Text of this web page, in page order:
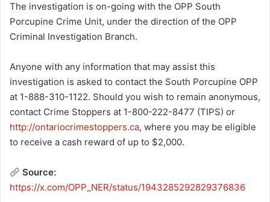
The investigation is on-going with the OPP South
Porcupine Crime Unit, under the direction of the OPP
Criminal Investigation Branch.
Anyone with any information that may assist this
investigation is asked to contact the South Porcupine OPP
at 1-888-310-1122. Should you wish to remain anonymous,
contact Crime Stoppers at 1-800-222-8477 (TIPS) or
http://ontariocrimestoppers.ca, where you may be eligible
to receive a cash reward of up to $2,000.
Source:
https://x.com/OPP_NER/status/1943285292829376836